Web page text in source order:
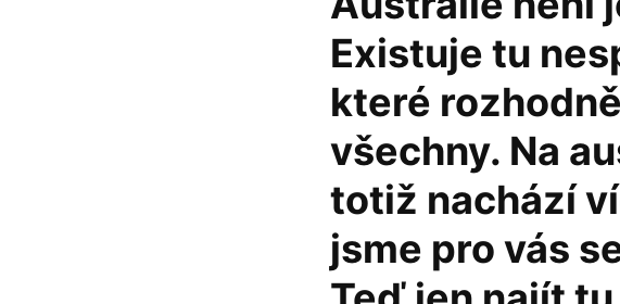
Existuje tu
které
všechny. Na
totiž nachází
jsme pro vás